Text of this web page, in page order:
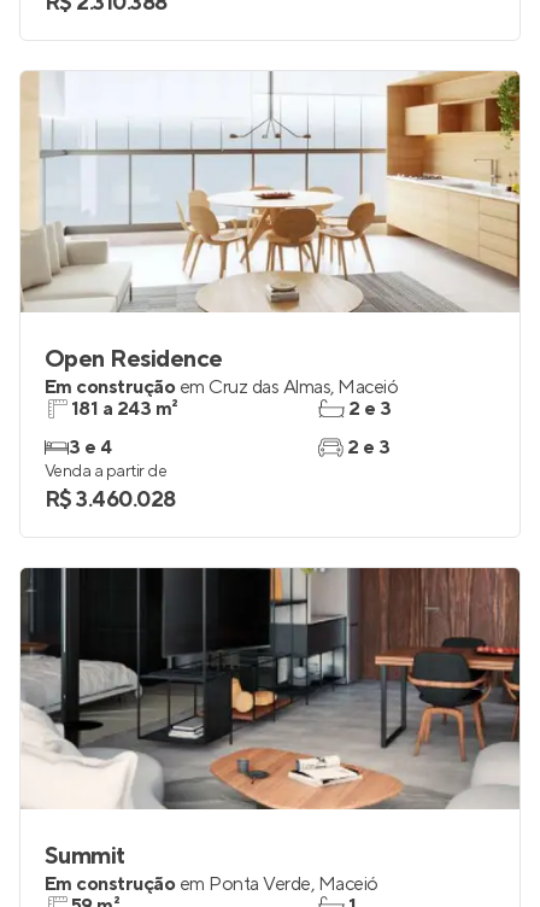
Open Residence
Em construção em Cruz das Almas, Maceió
181 a 243 m²
3 e 4
2 e 3
2 e 3
Venda a partir de
R$ 3.460.028
Summit
Em construção em Ponta Verde, Maceió